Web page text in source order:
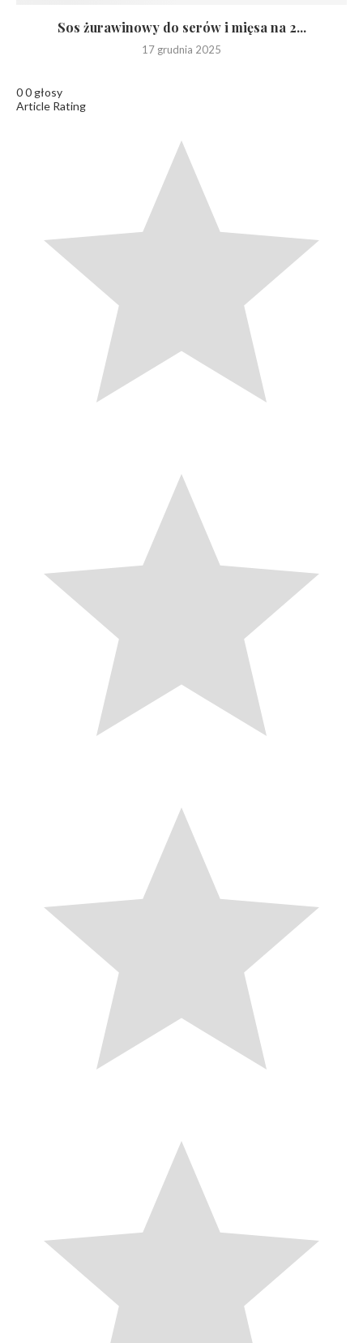
Sos żurawinowy do serów i mięsa na 2...
17 grudnia 2025
00 głosy
Article Rating